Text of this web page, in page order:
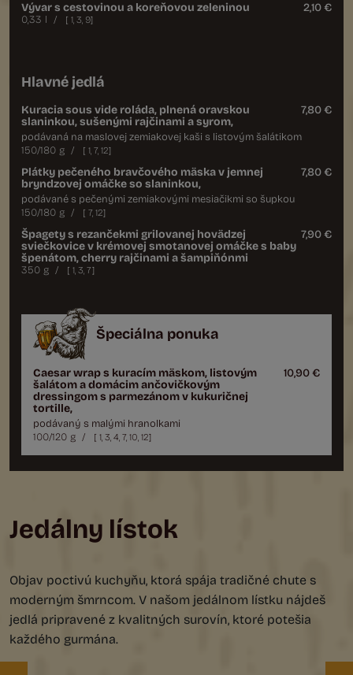
Vývar s cestovinou a koreňovou zeleninou
0,33 l / [ 1, 3, 9]
2,10 €
Hlavné jedlá
Kuracia sous vide roláda, plnená oravskou
slaninkou, sušenými rajčinami a syrom,
7,80 €
podávaná na maslovej zemiakovej kaši s listovým šalátikom
150/180 g / [ 1, 7, 12]
Plátky pečeného bravčového mäska v jemnej
bryndzovej omáčke so slaninkou,
7,80 €
podávané s pečenými zemiakovými mesiačikmi so šupkou
150/180 g / [ 7, 12]
Špagety s rezančekmi grilovanej hovädzej
sviečkovice v krémovej smotanovej omáčke s baby
špenátom, cherry rajčinami a šampiňónmi
350 g / [ 1, 3, 7]
7,90 €
Špeciálna ponuka
Caesar wrap s kuracím mäskom, listovým
šalátom a domácim ančovičkovým
dressingom s parmezánom v kukuričnej
tortille,
10,90 €
podávaný s malými hranolkami
100/120 g / [ 1, 3, 4, 7, 10, 12]
Jedálny lístok
Objav poctivú kuchyňu, ktorá spája tradičné chute s
moderným šmrncom. V našom jedálnom lístku nájdeš
jedlá pripravené z kvalitných surovín, ktoré potešia
každého gurmána.